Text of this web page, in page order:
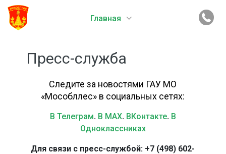
Главная
Пресс-служба
Следите за новостями ГАУ МО
«Мособллес» в социальных сетях:
В Телеграм. В MAX. ВКонтакте. В
Одноклассниках
Для связи с пресс-службой: +7 (498) 602-